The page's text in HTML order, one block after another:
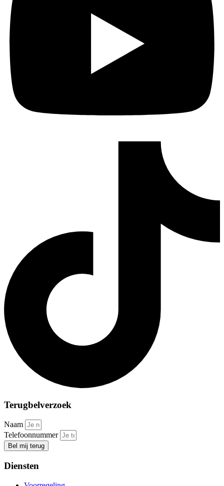
Terugbelverzoek
Naam
Telefoonnummer
Bel mij terug
Diensten